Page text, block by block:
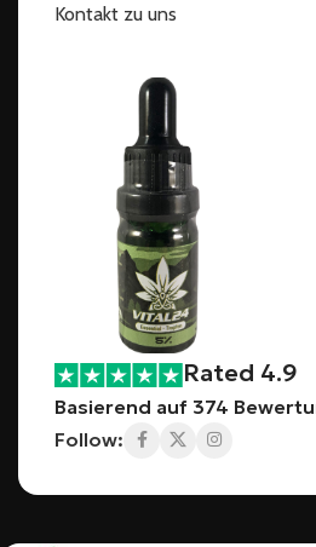
Kontakt zu uns
Rated 4.9
Basierend auf 374
Follow: